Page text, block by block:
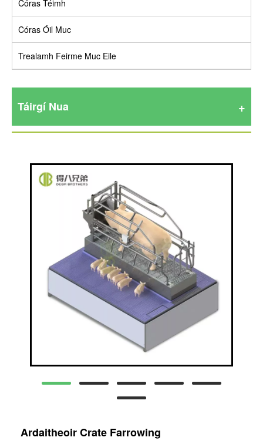
Córas Téimh
Córas Óil Muc
Trealamh Feirme Muc Eile
Táirgí Nua
Ardaitheoir Crate Farrowing